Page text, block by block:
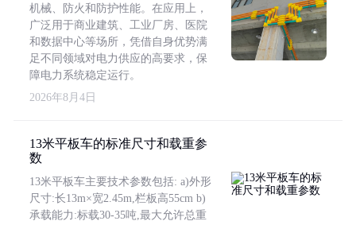
机械、防火和防护性能。在应用上，
广泛用于商业建筑、工业厂房、医院
和数据中心等场所，凭借自身优势满
足不同领域对电力供应的高要求，保
障电力系统稳定运行。
2026年8月4日
13米平板车的标准尺寸和载重参
数
13米平板车主要技术参数包括: a)外形
尺寸:长13m×宽2.45m,栏板高55cm b)
承载能力:标载30-35吨,最大允许总重